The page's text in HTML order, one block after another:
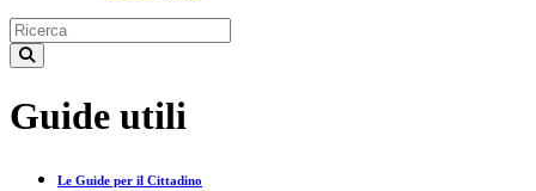
Guide utili
Le Guide per il Cittadino